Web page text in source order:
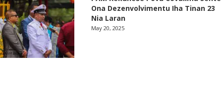
Ona Dezenvolvimentu Iha Tinan 23
Nia Laran
May 20, 2025